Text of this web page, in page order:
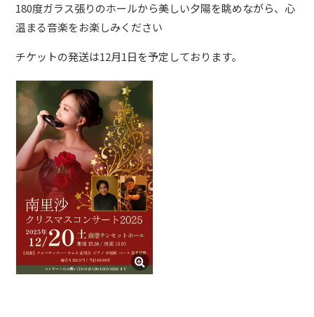
ショップ
お問い合わせ
180度ガラス張りのホールから美しい夕陽を眺めながら、心
温まる音楽をお楽しみください
チケットの発送は12月1日を予定しております。